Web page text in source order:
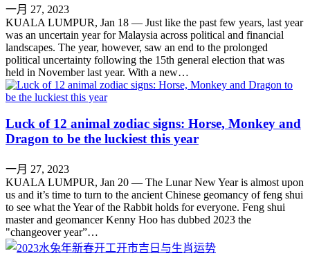
一月 27, 2023
KUALA LUMPUR, Jan 18 ― Just like the past few years, last year
was an uncertain year for Malaysia across political and financial
landscapes. The year, however, saw an end to the prolonged
political uncertainty following the 15th general election that was
held in November last year. With a new…
Luck of 12 animal zodiac signs: Horse, Monkey and
Dragon to be the luckiest this year
一月 27, 2023
KUALA LUMPUR, Jan 20 ― The Lunar New Year is almost upon
us and it’s time to turn to the ancient Chinese geomancy of feng shui
to see what the Year of the Rabbit holds for everyone. Feng shui
master and geomancer Kenny Hoo has dubbed 2023 the
"changeover year”…